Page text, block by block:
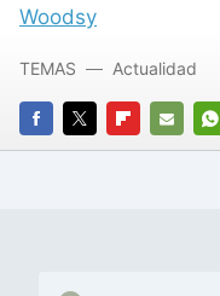
Woodsy
FACEBOOK
TWITTERFLIPBOARD
E-
TEMAS Actualidad